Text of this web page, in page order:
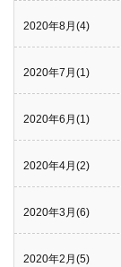
2020年8月(4)
2020年7月(1)
2020年6月(1)
2020年4月(2)
2020年3月(6)
2020年2月(5)